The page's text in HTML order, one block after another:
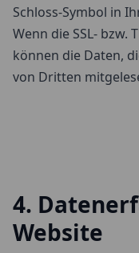
Schloss-Symbol in
Wenn die SSL- bzw.
können die Daten,
von Dritten
4.
Website